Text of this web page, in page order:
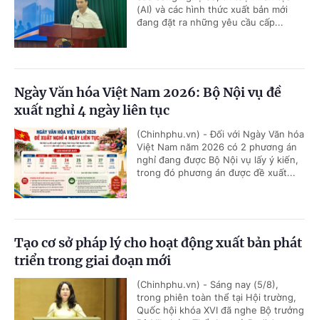
(AI) và các hình thức xuất bản mới
đang đặt ra những yêu cầu cấp...
Ngày Văn hóa Việt Nam 2026: Bộ Nội vụ đề
xuất nghỉ 4 ngày liên tục
(Chinhphu.vn) - Đối với Ngày Văn hóa
Việt Nam năm 2026 có 2 phương án
nghỉ đang được Bộ Nội vụ lấy ý kiến,
trong đó phương án được đề xuất...
Tạo cơ sở pháp lý cho hoạt động xuất bản phát
triển trong giai đoạn mới
(Chinhphu.vn) - Sáng nay (5/8),
trong phiên toàn thể tại Hội trường,
Quốc hội khóa XVI đã nghe Bộ trưởng